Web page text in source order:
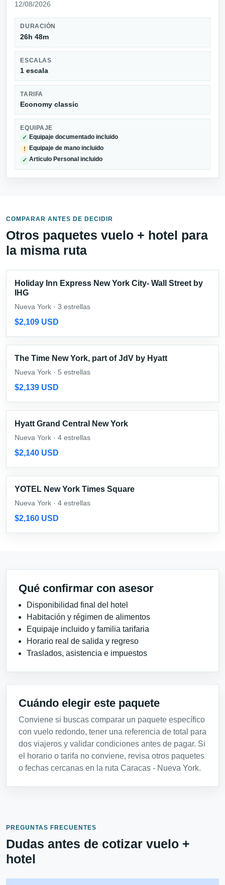
12/08/2026
DURACIÓN
26h 48m
ESCALAS
1 escala
TARIFA
Economy classic
EQUIPAJE
✓ Equipaje documentado incluido
! Equipaje de mano incluido
✓ Articulo Personal incluido
COMPARAR ANTES DE DECIDIR
Otros paquetes vuelo + hotel para
la misma ruta
Holiday Inn Express New York City- Wall Street by
IHG
Nueva York · 3 estrellas
$2,109 USD
The Time New York, part of JdV by Hyatt
Nueva York · 5 estrellas
$2,139 USD
Hyatt Grand Central New York
Nueva York · 4 estrellas
$2,140 USD
YOTEL New York Times Square
Nueva York · 4 estrellas
$2,160 USD
Qué confirmar con asesor
Disponibilidad final del hotel
Habitación y régimen de alimentos
Equipaje incluido y familia tarifaria
Horario real de salida y regreso
Traslados, asistencia e impuestos
Cuándo elegir este paquete
Conviene si buscas comparar un paquete específico
con vuelo redondo, tener una referencia de total para
dos viajeros y validar condiciones antes de pagar. Si
el horario o tarifa no conviene, revisa otros paquetes
o fechas cercanas en la ruta Caracas - Nueva York.
PREGUNTAS FRECUENTES
Dudas antes de cotizar vuelo +
hotel